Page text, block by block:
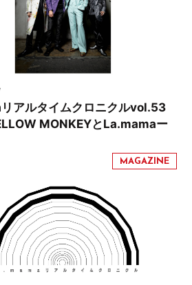
アルタイムクロニクルvol.53
MONKEYとLa.mamaー